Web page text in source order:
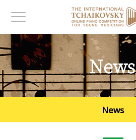
메뉴보기
News
News